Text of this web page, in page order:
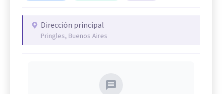
Dirección principal
Pringles, Buenos Aires